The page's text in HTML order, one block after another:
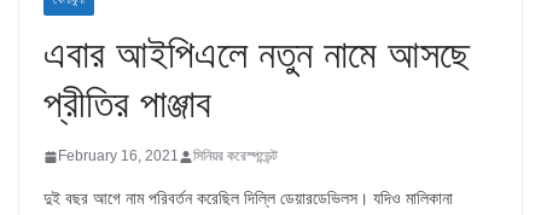
এবার আইপিএলে নতুন নামে আসছে
প্রীতির পাঞ্জাব
February 16, 2021 সিনিয়র করেস্পন্ডেন্ট
দুই বছর আগে নাম পরিবর্তন করেছিল দিল্লি ডেয়ারডেভিলস। যদিও মালিকানা